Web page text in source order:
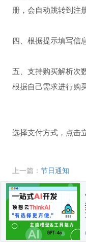
册，会自动跳转到注
四、根据提示填写信
五、支持购买解析次
根据自己需求进行购
选择支付方式，点击
上一篇： 节日通知